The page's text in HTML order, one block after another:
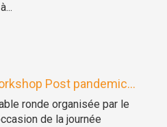
Post pandemic...
ronde organisée par le
de la journée